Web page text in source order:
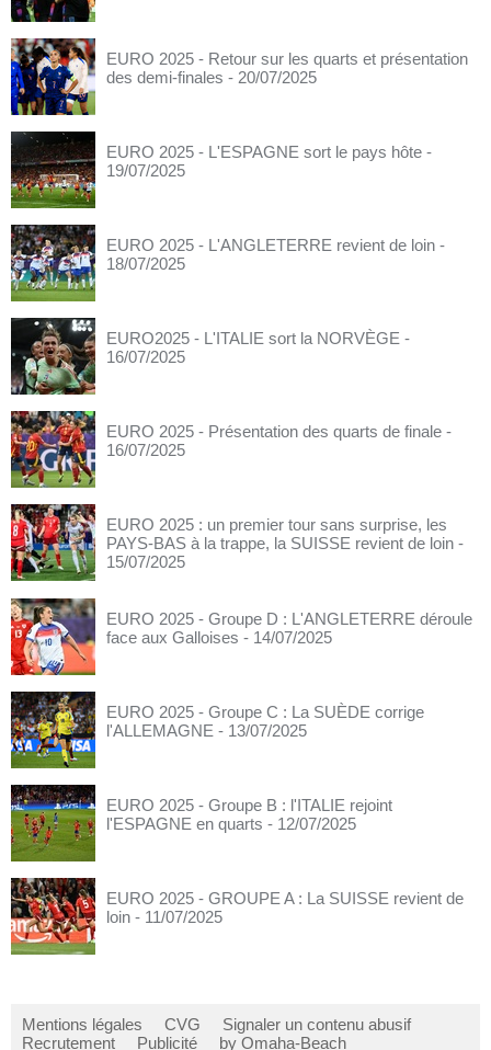
EURO 2025 - Retour sur les quarts et présentation
des demi-finales - 20/07/2025
EURO 2025 - L'ESPAGNE sort le pays hôte -
19/07/2025
EURO 2025 - L'ANGLETERRE revient de loin -
18/07/2025
EURO2025 - L'ITALIE sort la NORVÈGE -
16/07/2025
EURO 2025 - Présentation des quarts de finale -
16/07/2025
EURO 2025 : un premier tour sans surprise, les
PAYS-BAS à la trappe, la SUISSE revient de loin -
15/07/2025
EURO 2025 - Groupe D : L'ANGLETERRE déroule
face aux Galloises - 14/07/2025
EURO 2025 - Groupe C : La SUÈDE corrige
l'ALLEMAGNE - 13/07/2025
EURO 2025 - Groupe B : l'ITALIE rejoint
l'ESPAGNE en quarts - 12/07/2025
EURO 2025 - GROUPE A : La SUISSE revient de
loin - 11/07/2025
Mentions légales CVG
Signaler un contenu abusif
Recrutement
Publicité by Omaha-Beach